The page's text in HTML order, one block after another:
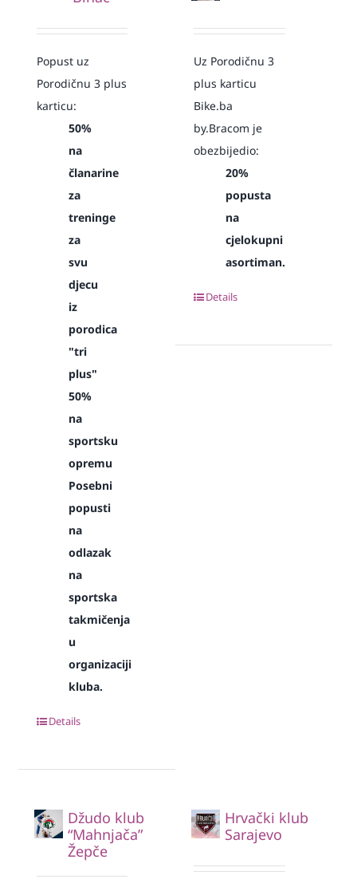
Popust uz
Porodičnu 3 plus
karticu:
50%
na
članarine
za
treninge
za
svu
djecu
iz
porodica
"tri
plus"
50%
na
sportsku
opremu
Posebni
popusti
na
odlazak
na
sportska
takmičenja
u
organizaciji
kluba.
Details
Uz Porodičnu 3
plus karticu
Bike.ba
by.Bracom je
obezbijedio:
20%
popusta
na
cjelokupni
asortiman.
Details
Džudo klub
“Mahnjača”
Žepče
Hrvački klub
Sarajevo